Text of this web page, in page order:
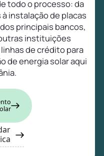
todo o processo: da
instalação de placas
principais bancos,
instituições
de crédito para
de energia solar aqui